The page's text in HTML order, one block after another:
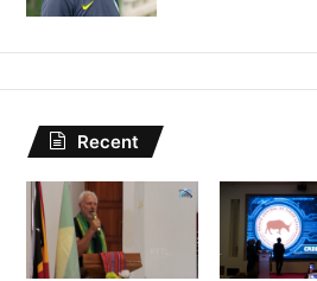
Recent